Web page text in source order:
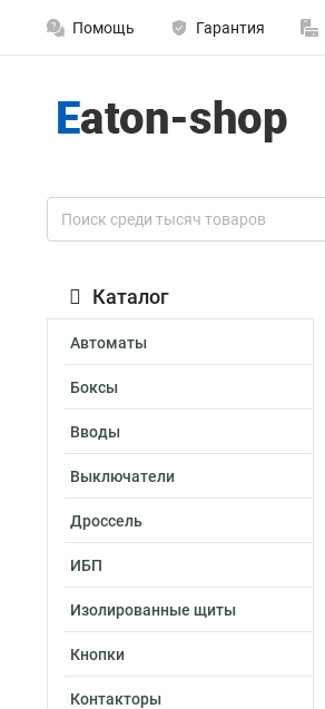
Помощь Гарантия
Каталог
Автоматы
Боксы
Вводы
Выключатели
Дроссель
ИБП
Изолированные щиты
Кнопки
Контакторы